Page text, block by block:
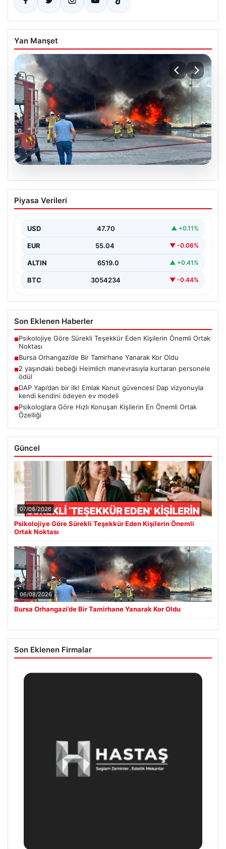
Yan Manşet
Bursa Orhangazi’de Bir Tamirhane
Yanarak Kor Oldu
geldi ve bölgedeki birçok noktadan görülebilen
yüksek…
Piyasa Verileri
USD 47.70 ▲ +0.11%
EUR 55.04 ▼ -0.06%
ALTIN 6519.0 ▲ +0.41%
BTC 3054234 ▼ -0.44%
Son Eklenen Haberler
■Psikolojiye Göre Sürekli Teşekkür Eden Kişilerin Önemli Ortak
Noktası
■Bursa Orhangazi’de Bir Tamirhane Yanarak Kor Oldu
■2 yaşındaki bebeği Heimlich manevrasıyla kurtaran personele
ödül
■DAP Yapı’dan bir ilk! Emlak Konut güvencesi Dap vizyonuyla
kendi kendini ödeyen ev modeli
■Psikologlara Göre Hızlı Konuşan Kişilerin En Önemli Ortak
Özelliği
Güncel
07/08/2026
Psikolojiye Göre Sürekli Teşekkür Eden Kişilerin Önemli
Ortak Noktası
06/08/2026
Bursa Orhangazi’de Bir Tamirhane Yanarak Kor Oldu
Son Eklenen Firmalar